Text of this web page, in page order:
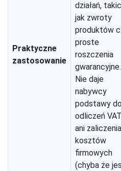
Praktyczne
zastosowanie
działań,
jak zwroty
produktów
proste
roszczenia
gwarancyjne.
Nie daje
nabywcy
podstawy do
odliczeń VAT
ani
kosztów
firmowych
(chyba że